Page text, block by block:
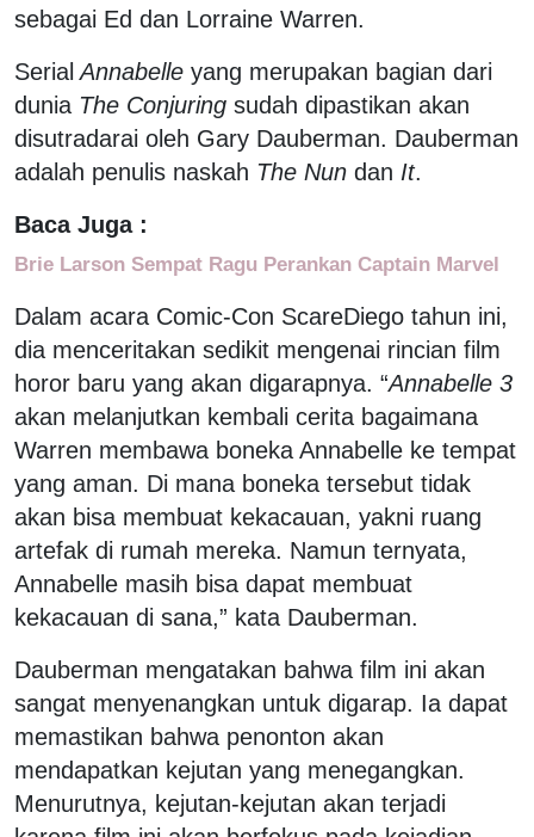
sebagai Ed dan Lorraine Warren.
Serial Annabelle yang merupakan bagian dari
dunia The Conjuring sudah dipastikan akan
disutradarai oleh Gary Dauberman. Dauberman
adalah penulis naskah The Nun dan It.
Baca Juga :
Brie Larson Sempat Ragu Perankan Captain Marvel
Dalam acara Comic-Con ScareDiego tahun ini,
dia menceritakan sedikit mengenai rincian film
horor baru yang akan digarapnya. “Annabelle 3
akan melanjutkan kembali cerita bagaimana
Warren membawa boneka Annabelle ke tempat
yang aman. Di mana boneka tersebut tidak
akan bisa membuat kekacauan, yakni ruang
artefak di rumah mereka. Namun ternyata,
Annabelle masih bisa dapat membuat
kekacauan di sana,” kata Dauberman.
Dauberman mengatakan bahwa film ini akan
sangat menyenangkan untuk digarap. Ia dapat
memastikan bahwa penonton akan
mendapatkan kejutan yang menegangkan.
Menurutnya, kejutan-kejutan akan terjadi